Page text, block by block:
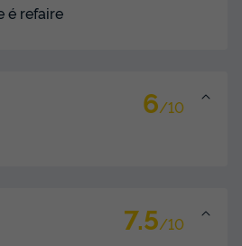
é refaire
6/10
7.5/10